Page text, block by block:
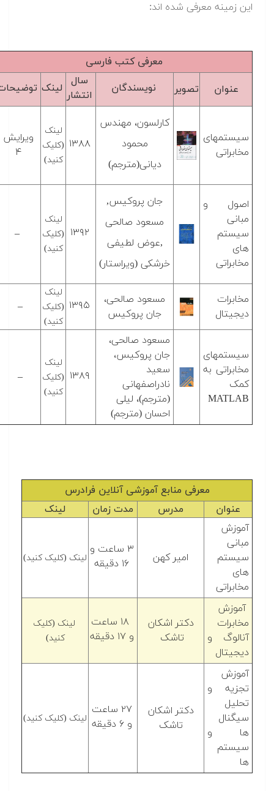
این زمینه معرفی شده اند:
معرفی کتب فارسی
عنوان تصویر نویسندگان
سال
انتشار
لینک توضیحات
سیستمهای
مخابراتی
کارلسون، مهندس
محمود
دیانی(مترجم)
۱۳۸۸
لینک
(کلیک
کنید)
ویرایش
۴
اصول و
مبانی
سیستم
های
مخابراتی
جان پروکیس,
مسعود صالحی
,عوض لطیفی
خرشکی (ویراستار)
۱۳۹۲
لینک
(کلیک
کنید)
–
مخابرات
دیجیتال
مسعود صالحی،
جان پروکیس
۱۳۹۵
لینک
(کلیک
کنید)
–
سیستمهای
مخابراتی به
کمک
MATLAB
مسعود صالحی،
جان پروکیس،
سعید
نادراصفهانی
(مترجم)، لیلی
احسان (مترجم)
۱۳۸۹
لینک
(کلیک
کنید)
–
معرفی منابع آموزشی آنلاین فرادرس
عنوان
مدرس مدت زمان
لینک
آموزش
مبانی
سیستم
های
مخابراتی‎
امیر کهن
۳ ساعت و
۱۶ دقیقه
لینک (کلیک کنید)
آموزش
مخابرات
آنالوگ و
دیجیتال
دکتر اشکان
تاشک
۱۸ ساعت
و ۱۷ دقیقه
لینک (کلیک
کنید)
آموزش
تجزیه و
تحلیل
سیگنال
ها و
سیستم
ها‎
دکتر اشکان
تاشک
۲۷ ساعت
و ۶ دقیقه
لینک (کلیک کنید)